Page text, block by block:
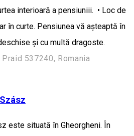
interioară a pensiuniii. • Loc de
în curte. Pensiunea vă așteaptă în
și cu multă dragoste.
537240, Romania
este situată în Gheorgheni. În